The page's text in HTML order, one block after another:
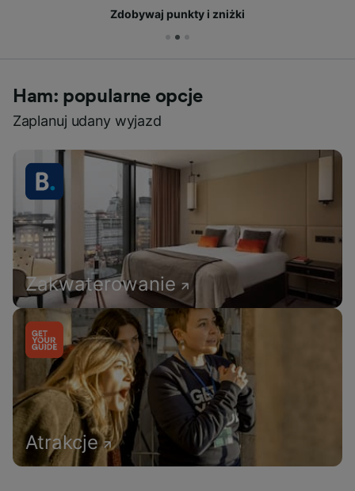
Zdobywaj punkty i zniżki
Ham: popularne opcje
Zaplanuj udany wyjazd
Zakwaterowanie
Atrakcje